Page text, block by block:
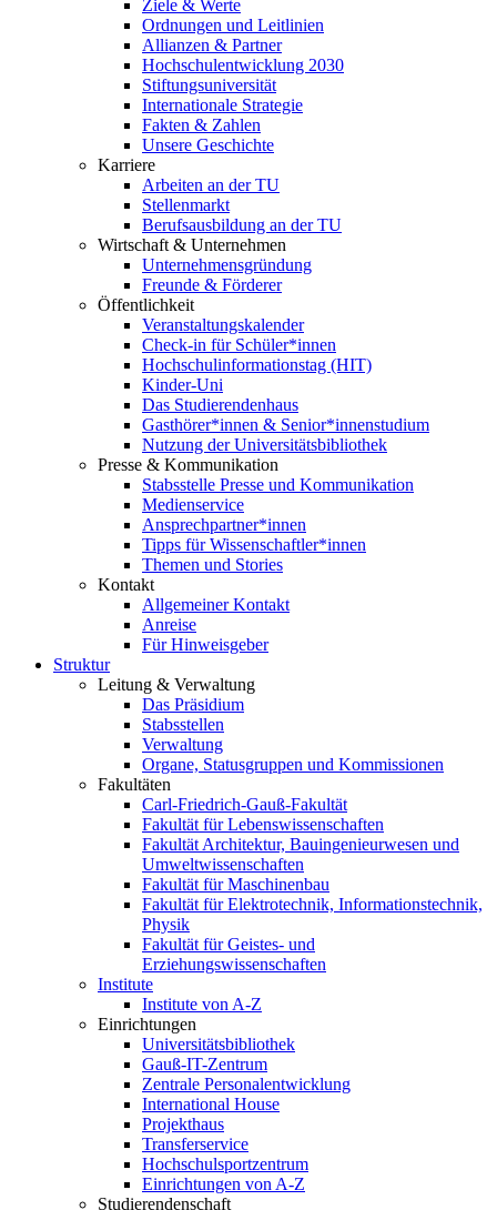
Ziele & Werte
Ordnungen und Leitlinien
Allianzen & Partner
Hochschulentwicklung 2030
Stiftungsuniversität
Internationale Strategie
Fakten & Zahlen
Unsere Geschichte
Karriere
Arbeiten an der TU
Stellenmarkt
Berufsausbildung an der TU
Wirtschaft & Unternehmen
Unternehmensgründung
Freunde & Förderer
Öffentlichkeit
Veranstaltungskalender
Check-in für Schüler*innen
Hochschulinformationstag (HIT)
Kinder-Uni
Das Studierendenhaus
Gasthörer*innen & Senior*innenstudium
Nutzung der Universitätsbibliothek
Presse & Kommunikation
Stabsstelle Presse und Kommunikation
Medienservice
Ansprechpartner*innen
Tipps für Wissenschaftler*innen
Themen und Stories
Kontakt
Allgemeiner Kontakt
Anreise
Für Hinweisgeber
Struktur
Leitung & Verwaltung
Das Präsidium
Stabsstellen
Verwaltung
Organe, Statusgruppen und Kommissionen
Fakultäten
Carl-Friedrich-Gauß-Fakultät
Fakultät für Lebenswissenschaften
Fakultät Architektur, Bauingenieurwesen und
Umweltwissenschaften
Fakultät für Maschinenbau
Fakultät für Elektrotechnik, Informationstechnik,
Physik
Fakultät für Geistes- und
Erziehungswissenschaften
Institute
Institute von A-Z
Einrichtungen
Universitätsbibliothek
Gauß-IT-Zentrum
Zentrale Personalentwicklung
International House
Projekthaus
Transferservice
Hochschulsportzentrum
Einrichtungen von A-Z
Studierendenschaft